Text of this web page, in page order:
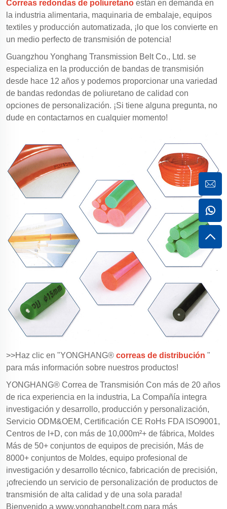
Correas redondas de poliuretano están en demanda en
la industria alimentaria, maquinaria de embalaje, equipos
textiles y producción automatizada, ¡lo que los convierte en
un medio perfecto de transmisión de potencia!
Guangzhou Yonghang Transmission Belt Co., Ltd. se
especializa en la producción de bandas de transmisión
desde hace 12 años y podemos proporcionar una variedad
de bandas redondas de poliuretano de calidad con
opciones de personalización. ¡Si tiene alguna pregunta, no
dude en contactarnos en cualquier momento!
>>Haz clic en "YONGHANG® correas de distribución "
para más información sobre nuestros productos!
YONGHANG® Correa de Transmisión Con más de 20 años
de rica experiencia en la industria, La Compañía integra
investigación y desarrollo, producción y personalización,
Servicio ODM&OEM, Certificación CE RoHs FDA ISO9001,
Centros de I+D, con más de 10,000m²+ de fábrica, Moldes
Más de 50+ conjuntos de equipos de precisión, Más de
8000+ conjuntos de Moldes, equipo profesional de
investigación y desarrollo técnico, fabricación de precisión,
¡ofreciendo un servicio de personalización de productos de
transmisión de alta calidad y de una sola parada!
Bienvenido a www.yonghangbelt.com para más